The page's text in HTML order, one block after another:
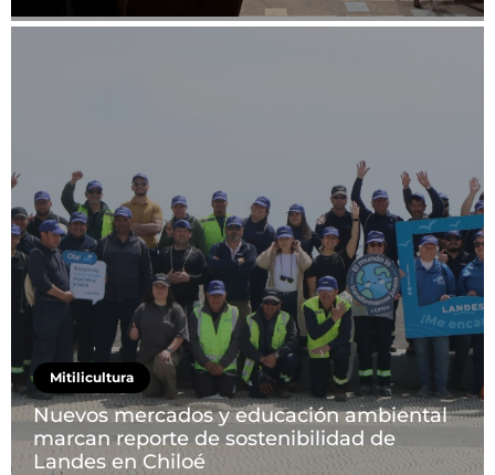
Mitilicultura
Nuevos mercados y educación ambiental
marcan reporte de sostenibilidad de
Landes en Chiloé